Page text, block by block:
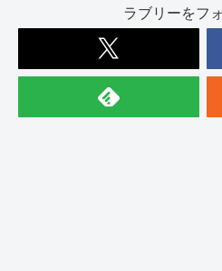
ラブリーをフ